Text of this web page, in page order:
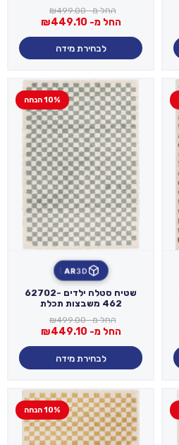
החל מ- ₪499.00
החל מ- ₪449.10
לבחירת מידה
10% הנחה
3D
AR
שטיח סטלה ילדים 62702-
462 משבצות תכלת
החל מ- ₪499.00
החל מ- ₪449.10
לבחירת מידה
10% הנחה